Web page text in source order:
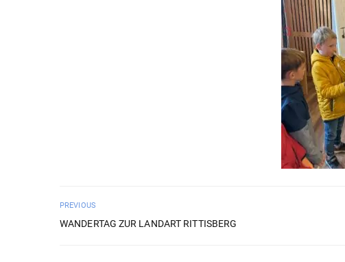
PREVIOUS
WANDERTAG ZUR LANDART RITTISBERG